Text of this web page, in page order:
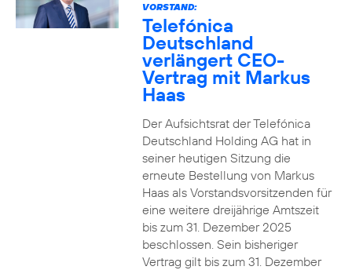
VORSTAND:
Telefónica
Deutschland
verlängert CEO-
Vertrag mit Markus
Haas
Der Aufsichtsrat der Telefónica
Deutschland Holding AG hat in
seiner heutigen Sitzung die
erneute Bestellung von Markus
Haas als Vorstandsvorsitzenden für
eine weitere dreijährige Amtszeit
bis zum 31. Dezember 2025
beschlossen. Sein bisheriger
Vertrag gilt bis zum 31. Dezember